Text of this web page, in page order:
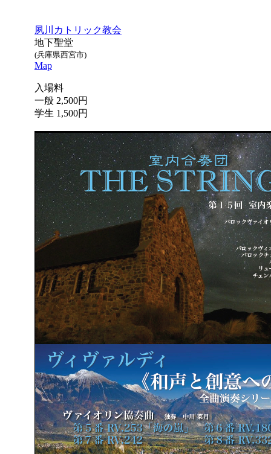
夙川カトリック教会
地下聖堂
(兵庫県西宮市)
Map
入場料
一般 2,500円
学生 1,500円